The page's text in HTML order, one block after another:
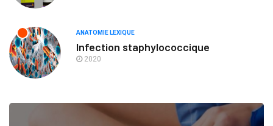
ANATOMIE LEXIQUE
Infection staphylococcique
2020